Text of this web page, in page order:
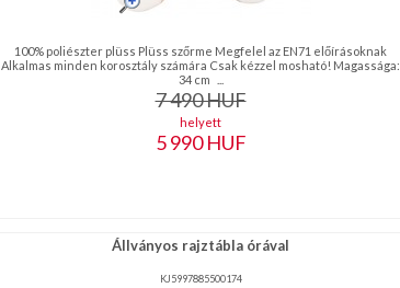
100% poliészter plüss Plüss szőrme Megfelel az EN71 előírásoknak
Alkalmas minden korosztály számára Csak kézzel mosható! Magassága:
34 cm ...
7 490HUF
helyett
5 990HUF
Állványos rajztábla órával
KJ5997885500174